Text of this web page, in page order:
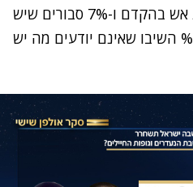
חושב שיש להגיע להפסקת אש בהקדם ו-7% סבורים שיש
להיכנס קרקעית לעזה, 10 % השיבו שאינם יודעים מה יש